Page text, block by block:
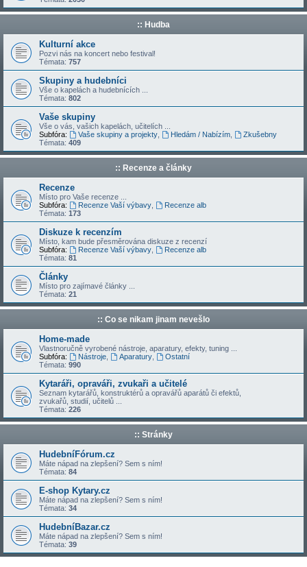
:: Hudba
Kulturní akce
Pozvi nás na koncert nebo festival!
Témata: 757
Skupiny a hudebníci
Vše o kapelách a hudebnících ...
Témata: 802
Vaše skupiny
Vše o vás, vašich kapelách, učitelích ...
Subfóra:
Vaše skupiny a projekty, Hledám / Nabízím,
Zkušebny
Témata: 409
:: Recenze a články
Recenze
Místo pro Vaše recenze ...
Subfóra:
Recenze Vaší výbavy,
Recenze alb
Témata: 173
Diskuze k recenzím
Místo, kam bude přesměrována diskuze z recenzí
Subfóra:
Recenze Vaší výbavy,
Recenze alb
Témata: 81
Články
Místo pro zajímavé články ...
Témata: 21
:: Co se nikam jinam nevešlo
Home-made
Vlastnoručně vyrobené nástroje, aparatury, efekty, tuning ...
Subfóra:
Nástroje, Aparatury,
Ostatní
Témata: 990
Kytaráři, opraváři, zvukaři a učitelé
Seznam kytarářů, konstruktérů a opravářů aparátů či efektů,
zvukařů, studií, učitelů ...
Témata: 226
:: Stránky
HudebníFórum.cz
Máte nápad na zlepšení? Sem s ním!
Témata: 84
E-shop Kytary.cz
Máte nápad na zlepšení? Sem s ním!
Témata: 34
HudebníBazar.cz
Máte nápad na zlepšení? Sem s ním!
Témata: 39